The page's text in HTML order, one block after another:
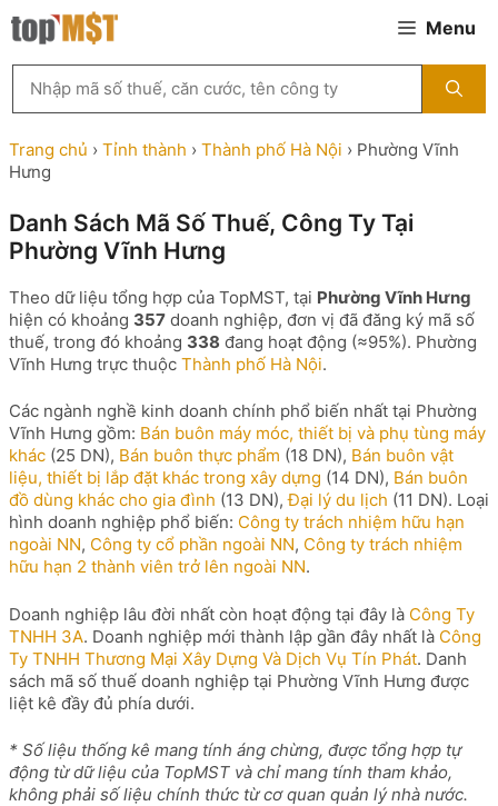
Chuyển
đến
Menu
kiếm
MST
theo
tên
công
người
đại
hoặc
mã
số
thuế
Trang chủ › Tỉnh thành › Thành phố Hà Nội › Phường Vĩnh
Hưng
Danh Sách Mã Số Thuế, Công Ty Tại
Phường Vĩnh Hưng
Theo dữ liệu tổng hợp của TopMST, tại Phường Vĩnh Hưng
hiện có khoảng 357 doanh nghiệp, đơn vị đã đăng ký mã số
thuế, trong đó khoảng 338 đang hoạt động (≈95%). Phường
Vĩnh Hưng trực thuộc Thành phố Hà Nội.
Các ngành nghề kinh doanh chính phổ biến nhất tại Phường
Vĩnh Hưng gồm: Bán buôn máy móc, thiết bị và phụ tùng máy
khác (25 DN), Bán buôn thực phẩm (18 DN), Bán buôn vật
liệu, thiết bị lắp đặt khác trong xây dựng (14 DN), Bán buôn
đồ dùng khác cho gia đình (13 DN),Đại lý du lịch (11 DN). Loại
hình doanh nghiệp phổ biến: Công ty trách nhiệm hữu hạn
ngoài NN, Công ty cổ phần ngoài NN, Công ty trách nhiệm
hữu hạn 2 thành viên trở lên ngoài NN.
Doanh nghiệp lâu đời nhất còn hoạt động tại đây là Công Ty
TNHH 3A. Doanh nghiệp mới thành lập gần đây nhất là Công
Ty TNHH Thương Mại Xây Dựng Và Dịch Vụ Tín Phát. Danh
sách mã số thuế doanh nghiệp tại Phường Vĩnh Hưng được
liệt kê đầy đủ phía dưới.
* Số liệu thống kê mang tính áng chừng, được tổng hợp tự
động từ dữ liệu của TopMST và chỉ mang tính tham khảo,
không phải số liệu chính thức từ cơ quan quản lý nhà nước.